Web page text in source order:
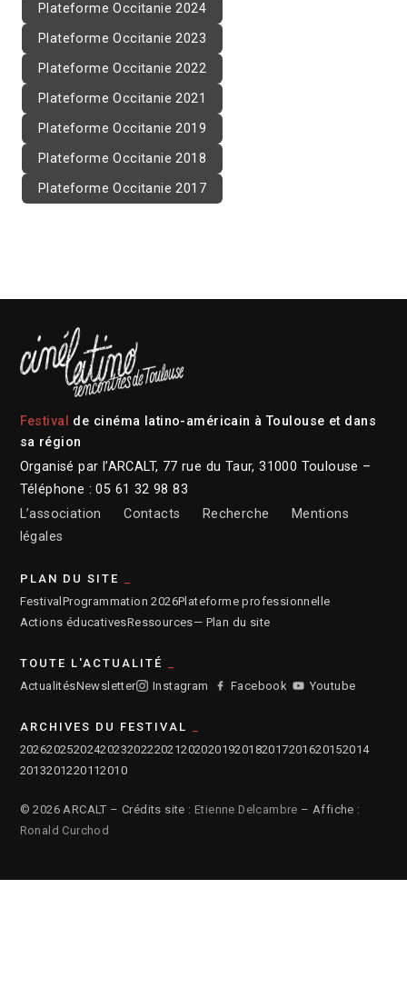
Plateforme Occitanie 2024
Plateforme Occitanie 2023
Plateforme Occitanie 2022
Plateforme Occitanie 2021
Plateforme Occitanie 2019
Plateforme Occitanie 2018
Plateforme Occitanie 2017
Festival
de cinéma latino-américain à Toulouse et dans
sa région
Organisé par l’ARCALT, 77 rue du Taur, 31000 Toulouse –
Téléphone : 05 61 32 98 83
L’association
Contacts Recherche
Mentions
légales
PLAN DU SITE
Festival Programmation 2026Plateforme professionnelle
Actions éducativesRessources— Plan du site
TOUTE L'ACTUALITÉ
ActualitésNewsletter Instagram Facebook Youtube
ARCHIVES DU FESTIVAL
2026202520242023202220212020201920182017201620152014
2013201220112010
© 2026 ARCALT – Crédits site : Etienne Delcambre – Affiche :
Ronald Curchod